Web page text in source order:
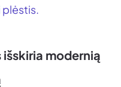
plėstis.
išskiria modernią